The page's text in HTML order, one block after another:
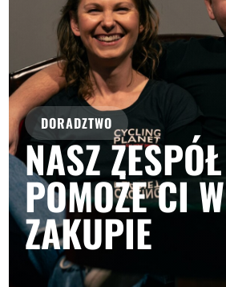
DORADZTWO
NASZ ZESPÓŁ
POMOŻE CI W
ZAKUPIE